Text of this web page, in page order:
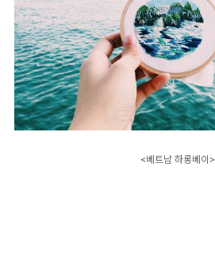
<베트남 하롱베이>